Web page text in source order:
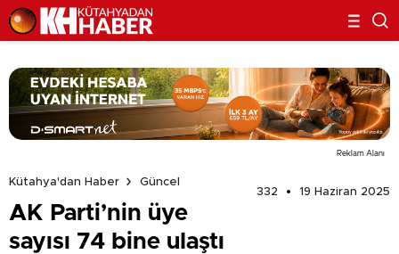
Reklam Alanı
Kütahya'dan Haber
Güncel
332
19 Haziran 2025
AK Parti’nin üye
sayısı 74 bine ulaştı